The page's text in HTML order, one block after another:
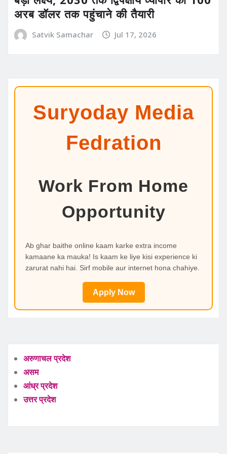
अरब डॉलर तक पहुंचाने की तैयारी
Satvik Samachar Jul 17, 2026
Suryoday Media
Fedration
Work From Home
Opportunity
Ab ghar baithe online kaam karke extra income
kamaane ka mauka! Is kaam ke liye kisi experience ki
zarurat nahi hai. Sirf mobile aur internet hona chahiye.
Apply Now
अरुणाचल प्रदेश
असम
आंध्र प्रदेश
उत्तर प्रदेश